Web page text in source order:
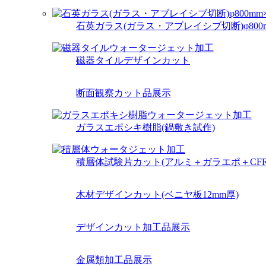
石英ガラス(ガラス・アブレイシブ切断
磁器タイルデザインカット
断面観察カット品展示
ガラスエポシキ樹脂(鍋敷き試作)
積層体試験片カット(アルミ＋ガラエポ＋
木材デザインカット(ベニヤ板12mm厚)
デザインカット加工品展示
金属類加工品展示